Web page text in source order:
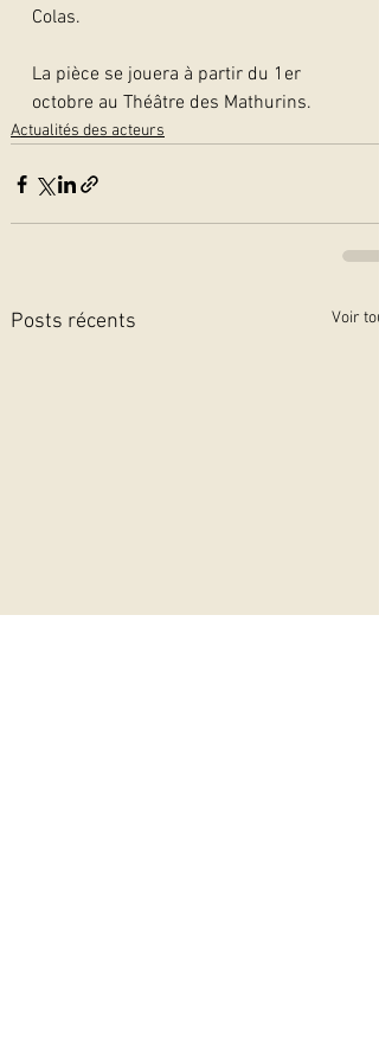
Colas.
La pièce se jouera à partir du 1er
octobre au Théâtre des Mathurins.
Actualités des acteurs
Posts récents Voir tout